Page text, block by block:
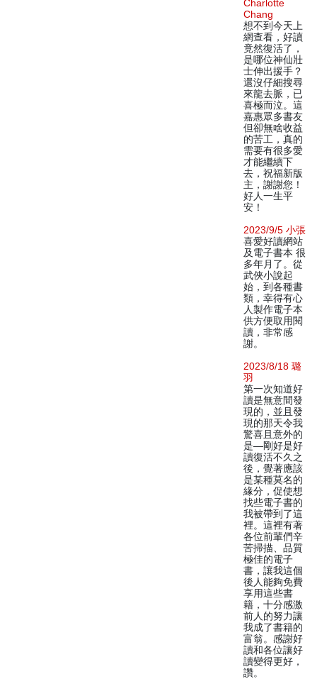
Charlotte
Chang
想不到今天上
網查看，好讀
竟然復活了，
是哪位神仙壯
士伸出援手？
還沒仔細搜尋
來龍去脈，已
喜極而泣。這
嘉惠眾多書友
但卻無啥收益
的苦工，真的
需要有很多愛
才能繼續下
去，祝福新版
主，謝謝您！
好人一生平
安！
2023/9/5 小張
喜愛好讀網站
及電子書本 很
多年月了。從
武俠小說起
始，到各種書
類，幸得有心
人製作電子本
供方便取用閱
讀，非常感
謝。
2023/8/18 璐
羽
第一次知道好
讀是無意間發
現的，並且發
現的那天令我
驚喜且意外的
是—剛好是好
讀復活不久之
後，覺著應該
是某種莫名的
緣分，促使想
找些電子書的
我被帶到了這
裡。這裡有著
各位前輩們辛
苦掃描、品質
極佳的電子
書，讓我這個
後人能夠免費
享用這些書
籍，十分感激
前人的努力讓
我成了書籍的
富翁。感謝好
讀和各位讓好
讀變得更好，
讚。